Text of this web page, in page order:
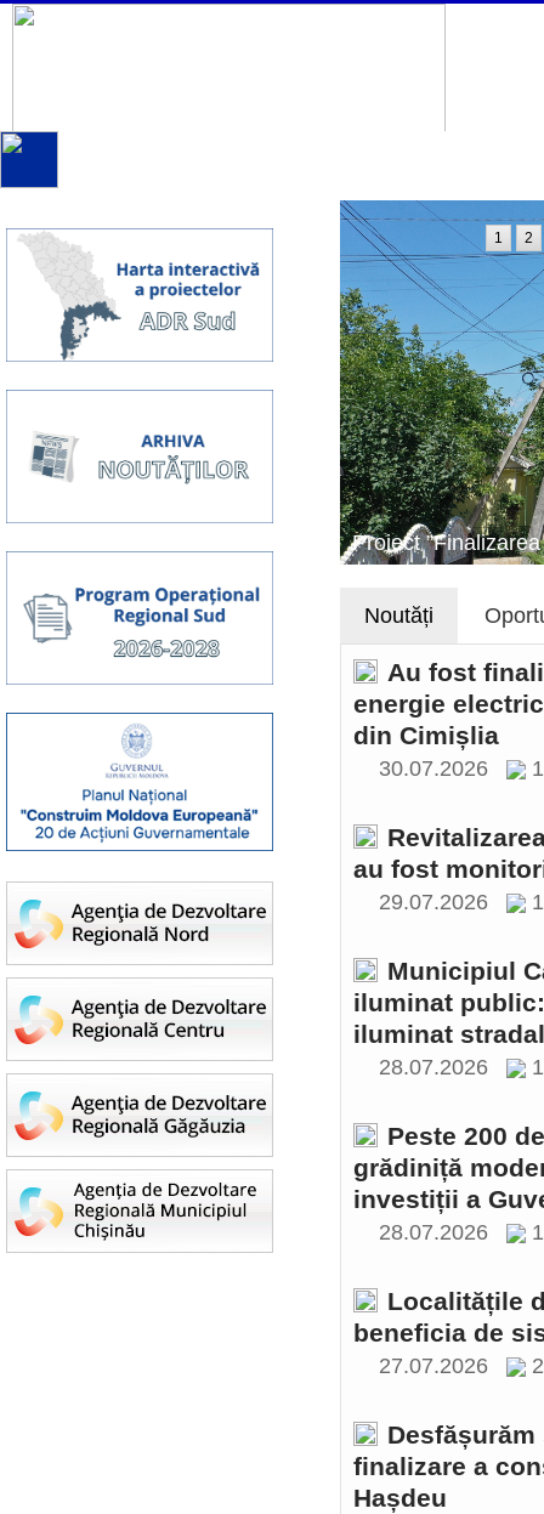
Proiect
1 2
Noutăți
Au fost
energie
din Cimișlia
30.07.2026
au fost
29.07.2026
Municipiul
iluminat
iluminat
28.07.2026
Peste 200
grădiniță
investiții a
28.07.2026
Localitățile
beneficia de
27.07.2026
finalizare a
Hașdeu